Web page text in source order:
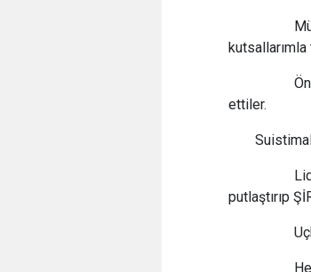
kutsallarımla
Önce
ettiler.
putlaştırıp
Uçkur
Her